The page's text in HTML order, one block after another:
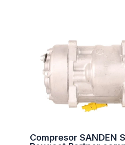
Compresor SANDEN